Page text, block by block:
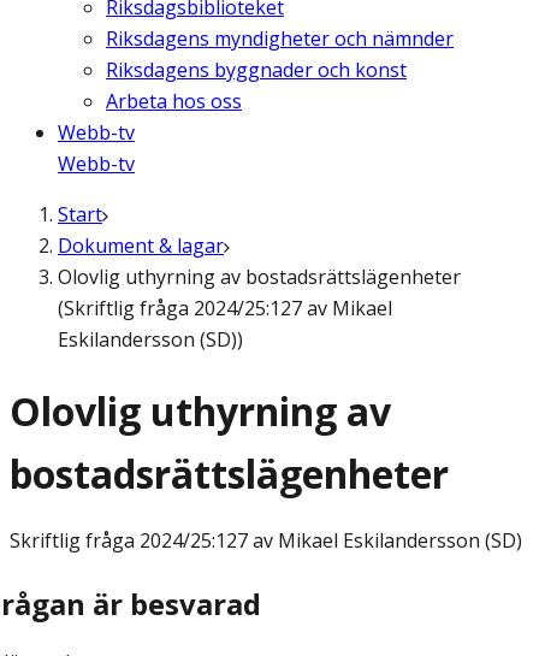
Riksdagsbiblioteket
Riksdagens myndigheter och nämnder
Riksdagens byggnader och konst
Arbeta hos oss
Webb-tv
Webb-tv
Start
Dokument & lagar
Olovlig uthyrning av bostadsrättslägenheter
(Skriftlig fråga 2024/25:127 av Mikael
Eskilandersson (SD))
Olovlig uthyrning av
bostadsrättslägenheter
Skriftlig fråga 2024/25:127 av Mikael Eskilandersson (SD)
är besvarad